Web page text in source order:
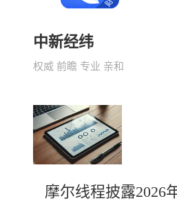
中新经纬
权威 前瞻 专业 亲和
摩尔线程披露2026